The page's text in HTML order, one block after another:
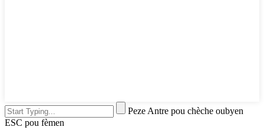
Peze Antre pou chèche oubyen
ESC pou fèmen